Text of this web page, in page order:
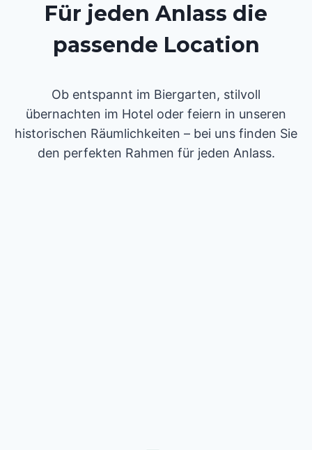
Für jeden Anlass die
passende Location
Ob entspannt im Biergarten, stilvoll
übernachten im Hotel oder feiern in unseren
historischen Räumlichkeiten – bei uns finden Sie
den perfekten Rahmen für jeden Anlass.